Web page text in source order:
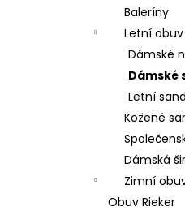
Baleríny
Letní obuv
Dámské
Dámské
Letní
Kožené
Dámská
Zimní
Obuv Rieker
DÁMSKÉ
28365-46-304
799 Kč
Původně: 1 699